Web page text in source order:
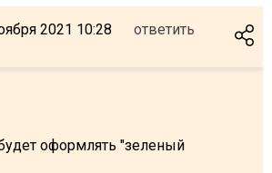
2021 10:28 ответить
оформлять "зеленый